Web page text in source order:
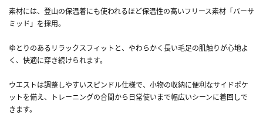
素材には、登山の保温着にも使われるほど保温性の高いフリース素材「バーサ
ミッド」を採用。
ゆとりのあるリラックスフィットと、やわらかく長い毛足の肌触りが心地よ
く、快適に穿き続けられます。
ウエストは調整しやすいスピンドル仕様で、小物の収納に便利なサイドポケ
ットを備え、トレーニングの合間から日常使いまで幅広いシーンに着回しで
きます。